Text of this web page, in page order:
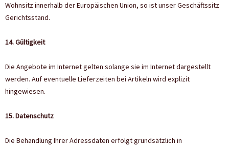
Wohnsitz innerhalb der Europäischen Union, so ist unser Geschäftssitz
Gerichtsstand.
14. Gültigkeit
Die Angebote im Internet gelten solange sie im Internet dargestellt
werden. Auf eventuelle Lieferzeiten bei Artikeln wird explizit
hingewiesen.
15. Datenschutz
Die Behandlung Ihrer Adressdaten erfolgt grundsätzlich in